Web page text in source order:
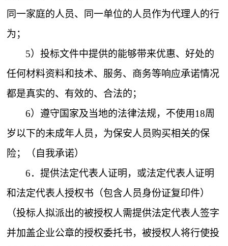
同一家庭的人员、同一单位的人员作为代理人的行
为；
5）投标文件中提供的能够带来优惠、好处的
任何材料资料和技术、服务、商务等响应承诺情况
都是真实的、有效的、合法的；
6）遵守国家及当地的法律法规，不使用18周
岁以下的未成年人员，为保安人员购买相关的保
险；（自我承诺）
6．提供法定代表人证明，或法定代表人证明
和法定代表人授权书（包含人员身份证复印件）
（投标人拟派出的被授权人需提供法定代表人签字
并加盖企业公章的授权委托书，被授权人将行使投